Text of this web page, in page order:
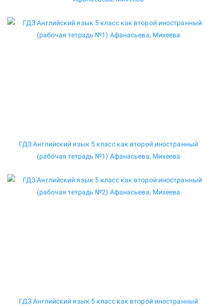
ГДЗ Английский язык 5 класс как второй иностранный
(рабочая тетрадь №1) Афанасьева, Михеева
ГДЗ Английский язык 5 класс как второй иностранный